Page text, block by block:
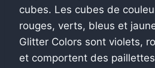
cubes. Les cubes de
rouges, verts, bleus et
Glitter Colors sont violets,
et comportent des